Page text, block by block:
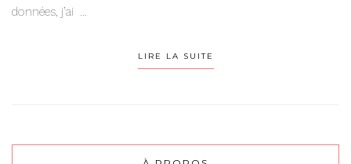
données, j’ai ...
LIRE LA SUITE